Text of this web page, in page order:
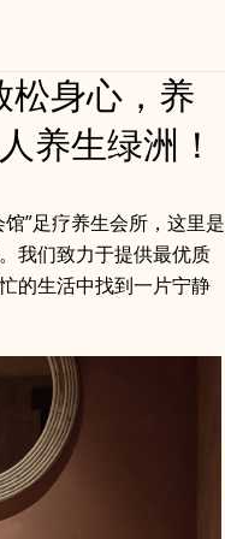
松身心，养
养生绿洲！
”足疗养生会所，这里是
我们致力于提供最优质
的生活中找到一片宁静